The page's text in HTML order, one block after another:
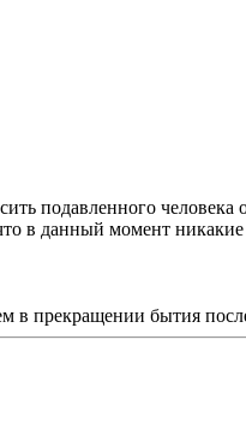
подавленного
в данный момент
в прекращении бытия